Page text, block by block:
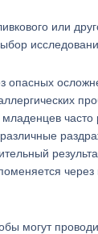
или
опасных
часто
через
могут